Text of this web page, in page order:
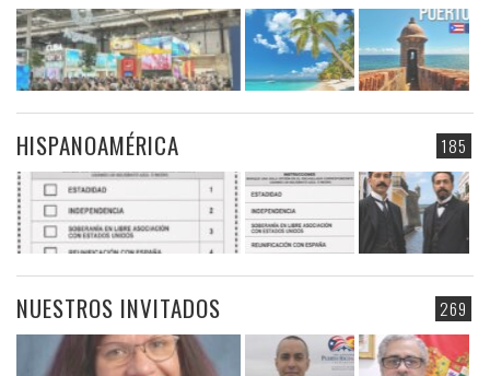
185
HISPANOAMÉRICA
269
NUESTROS INVITADOS